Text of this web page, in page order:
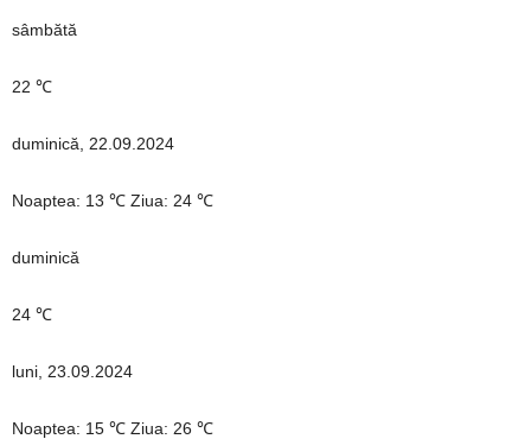
sâmbătă
22 ℃
duminică, 22.09.2024
Noaptea: 13 ℃ Ziua: 24 ℃
duminică
24 ℃
luni, 23.09.2024
Noaptea: 15 ℃ Ziua: 26 ℃